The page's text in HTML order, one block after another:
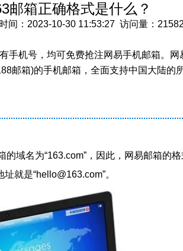
邮箱正确格式是什么？
间：2023-10-30 11:53:27 访问量：21582
手机号，均可免费抢注网易手机邮箱。网
邮箱)的手机邮箱，全面支持中国大陆的
的域名为“163.com”，因此，网易邮箱的格
址就是“hello@163.com”。